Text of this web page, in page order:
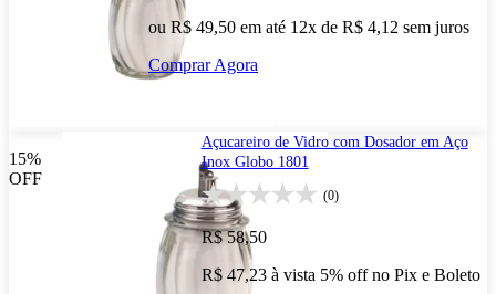
ou R$ 49,50 em até 12x de R$ 4,12 sem juros
Comprar Agora
15%
OFF
Açucareiro de Vidro com Dosador em Aço
Inox Globo 1801
(0)
R$ 58,50
R$ 47,23 à vista 5% off no Pix e Boleto